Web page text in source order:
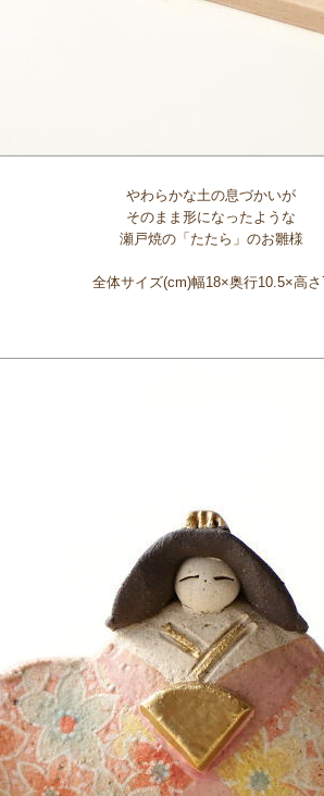
やわらかな土の息づかいが
そのまま形になったような
瀬戸焼の「たたら」のお雛様
全体サイズ(cm)幅18×奥行10.5×高さ